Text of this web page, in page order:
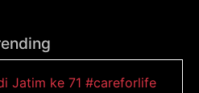
Jatim ke 71 #careforlife